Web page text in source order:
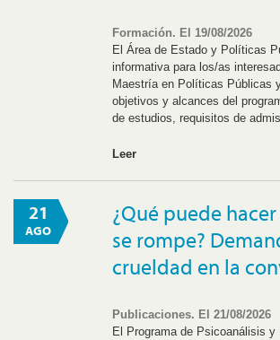
Formación. El 19/08/2026
El Área de Estado y Políticas
informativa para los/as
Maestría en Políticas Públicas
objetivos y alcances del
de estudios, requisitos de
Leer
21
AGO
¿Qué puede
se rompe?
crueldad en la
Publicaciones. El 21/08/2026
El Programa de Psicoanálisis